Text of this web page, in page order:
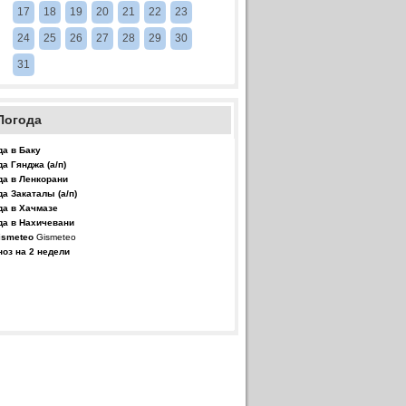
17 18 19 20 21 22 23
24 25 26 27 28 29 30
31
в Баку
Гянджа (а/п)
в Ленкорани
Закаталы (а/п)
в Хачмазе
в Нахичевани
Gismeteo
на 2 недели